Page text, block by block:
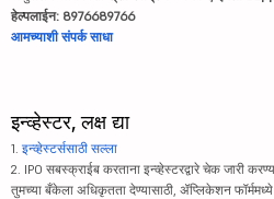
हेल्पलाईन: 8976689766
आमच्याशी संपर्क साधा
इन्व्हेस्टर, लक्ष द्या
1. इन्व्हेस्टर्ससाठी सल्ला
2. IPO सबस्क्राईब करताना इन्व्हेस्टरद्वारे चेक जारी
तुमच्या बँकेला अधिकृतता देण्यासाठी, ॲप्लिकेशन